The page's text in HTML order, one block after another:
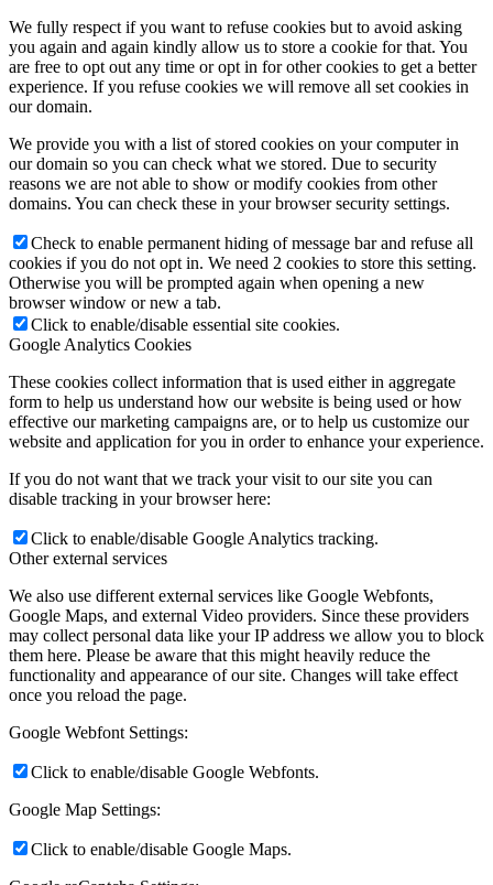
We fully respect if you want to refuse cookies but to avoid asking
you again and again kindly allow us to store a cookie for that. You
are free to opt out any time or opt in for other cookies to get a better
experience. If you refuse cookies we will remove all set cookies in
our domain.
We provide you with a list of stored cookies on your computer in
our domain so you can check what we stored. Due to security
reasons we are not able to show or modify cookies from other
domains. You can check these in your browser security settings.
Check to enable permanent hiding of message bar and refuse all
cookies if you do not opt in. We need 2 cookies to store this setting.
Otherwise you will be prompted again when opening a new
browser window or new a tab.
Click to enable/disable essential site cookies.
Google Analytics Cookies
These cookies collect information that is used either in aggregate
form to help us understand how our website is being used or how
effective our marketing campaigns are, or to help us customize our
website and application for you in order to enhance your experience.
If you do not want that we track your visit to our site you can
disable tracking in your browser here:
Click to enable/disable Google Analytics tracking.
Other external services
We also use different external services like Google Webfonts,
Google Maps, and external Video providers. Since these providers
may collect personal data like your IP address we allow you to block
them here. Please be aware that this might heavily reduce the
functionality and appearance of our site. Changes will take effect
once you reload the page.
Google Webfont Settings:
Click to enable/disable Google Webfonts.
Google Map Settings:
Click to enable/disable Google Maps.